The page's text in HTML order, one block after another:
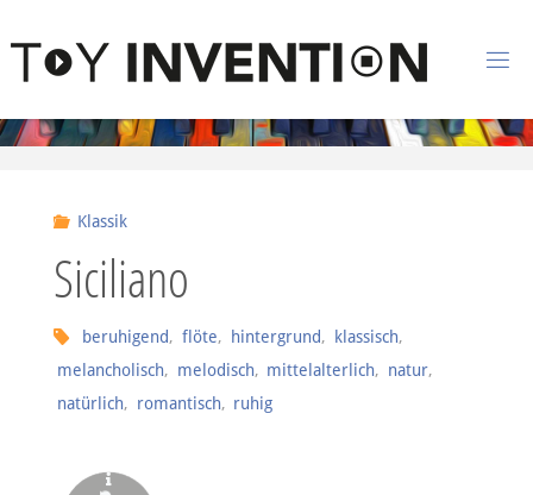
O
Y
Klassik
Siciliano
beruhigend, flöte, hintergrund, klassisch,
melancholisch, melodisch, mittelalterlich, natur,
natürlich, romantisch, ruhig